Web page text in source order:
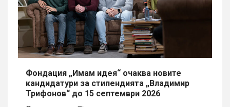
Фондация „Имам идея“ очаква новите
кандидатури за стипендията „Владимир
Трифонов“ до 15 септември 2026